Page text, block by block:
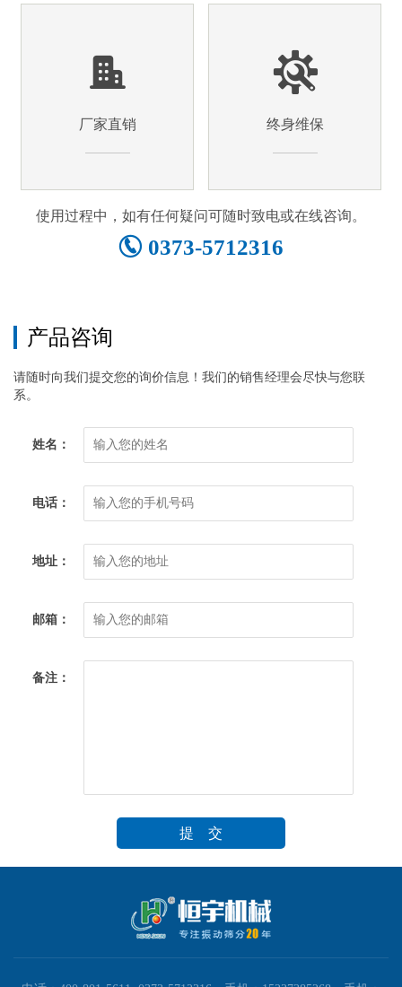
厂家直销 终身维保
使用过程中，如有任何疑问可随时致电或在线咨询。
0373-5712316
产品咨询
请随时向我们提交您的询价信息！我们的销售经理会尽快与您联
系。
姓名：
电话：
地址：
邮箱：
备注：